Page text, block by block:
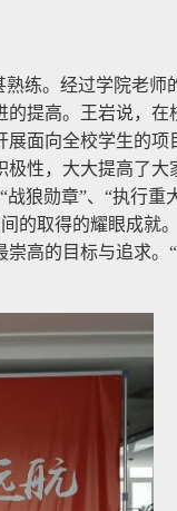
练。经过学院老师
提高。王岩说，在
面向全校学生的项
性，大大提高了大
狼勋章”、“执行重
的取得的耀眼成就
高的目标与追求。